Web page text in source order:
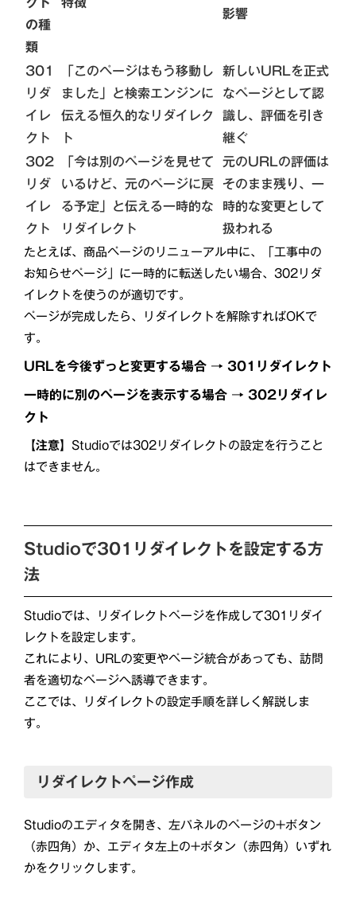
の種
類
影響
301
リダ
イレ
クト
「このページはもう移動し
ました」と検索エンジンに
伝える恒久的なリダイレク
ト
新しいURLを正式
なページとして認
識し、評価を引き
継ぐ
302
リダ
イレ
クト
「今は別のページを見せて
いるけど、元のページに戻
る予定」と伝える一時的な
リダイレクト
元のURLの評価は
そのまま残り、一
時的な変更として
扱われる
たとえば、商品ページのリニューアル中に、「工事中の
お知らせページ」に一時的に転送したい場合、302リダ
イレクトを使うのが適切です。
ページが完成したら、リダイレクトを解除すればOKで
す。
URLを今後ずっと変更する場合 → 301リダイレクト
一時的に別のページを表示する場合 → 302リダイレ
クト
【注意】 Studioでは302リダイレクトの設定を行うこと
はできません。
Studioで301リダイレクトを設定する方
法
Studioでは、リダイレクトページを作成して301リダイ
レクトを設定します。
これにより、URLの変更やページ統合があっても、訪問
者を適切なページへ誘導できます。
ここでは、リダイレクトの設定手順を詳しく解説しま
す。
リダイレクトページ作成
Studioのエディタを開き、左パネルのページの+ボタン
（赤四角）か、エディタ左上の+ボタン（赤四角）いずれ
かをクリックします。